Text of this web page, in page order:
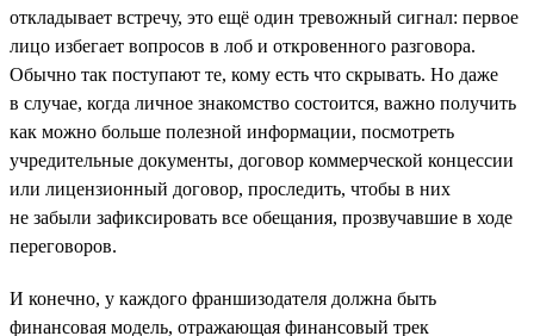
откладывает встречу, это ещё один тревожный сигнал: первое
лицо избегает вопросов в лоб и откровенного разговора.
Обычно так поступают те, кому есть что скрывать. Но даже
в случае, когда личное знакомство состоится, важно получить
как можно больше полезной информации, посмотреть
учредительные документы, договор коммерческой концессии
или лицензионный договор, проследить, чтобы в них
не забыли зафиксировать все обещания, прозвучавшие в ходе
переговоров.
И конечно, у каждого франшизодателя должна быть
финансовая модель, отражающая финансовый трек